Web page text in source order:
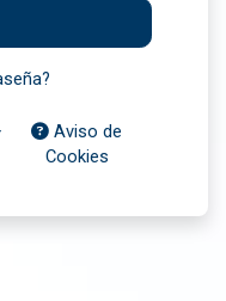
Aviso de
Cookies